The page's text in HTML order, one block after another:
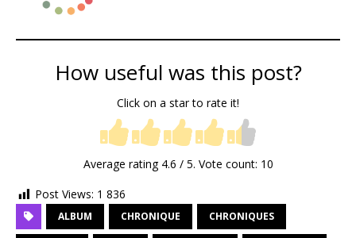
How useful was this post?
Click on a star to rate it!
Average rating 4.6 / 5. Vote count: 10
Post Views: 1 836
ALBUM CHRONIQUE CHRONIQUES